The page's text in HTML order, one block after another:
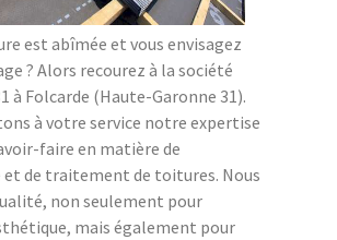
est abîmée et vous envisagez
? Alors recourez à la société
à Folcarde (Haute-Garonne 31).
à votre service notre expertise
faire en matière de
de traitement de toitures. Nous
non seulement pour
mais également pour